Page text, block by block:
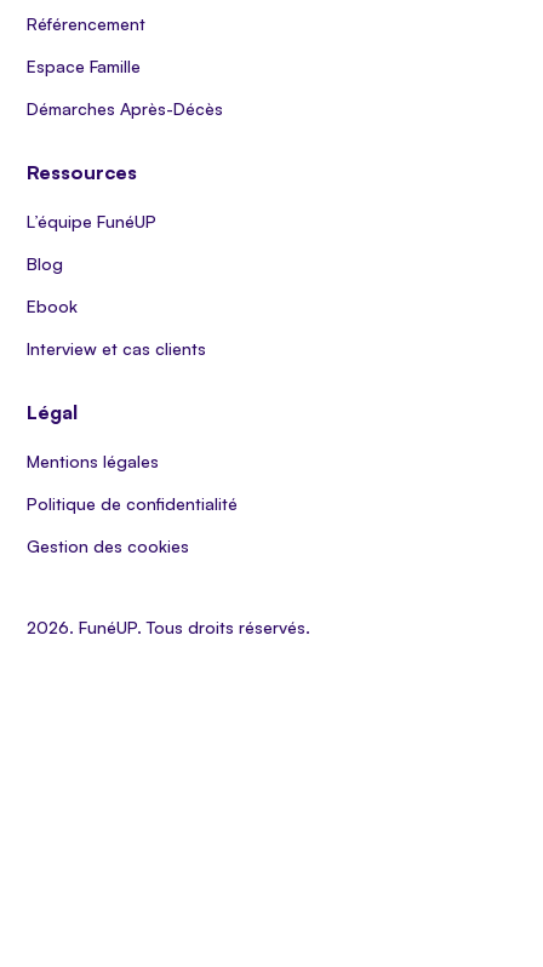
Référencement
Espace Famille
Démarches Après-Décès
Ressources
L’équipe FunéUP
Blog
Ebook
Interview et cas clients
Légal
Mentions légales
Politique de confidentialité
Gestion des cookies
2026. FunéUP. Tous droits réservés.